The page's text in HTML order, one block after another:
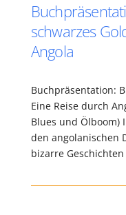
schwarzes
Angola
Buchpräsentation:
Eine Reise durch
Blues und Ölboom)
den angolanischen
bizarre